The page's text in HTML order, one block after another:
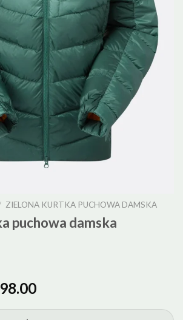
ZIELONA KURTKA PUCHOWA DAMSKA
puchowa damska